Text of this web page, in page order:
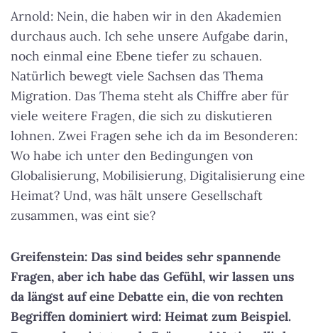
Arnold: Nein, die haben wir in den Akademien
durchaus auch. Ich sehe unsere Aufgabe darin,
noch einmal eine Ebene tiefer zu schauen.
Natürlich bewegt viele Sachsen das Thema
Migration. Das Thema steht als Chiffre aber für
viele weitere Fragen, die sich zu diskutieren
lohnen. Zwei Fragen sehe ich da im Besonderen:
Wo habe ich unter den Bedingungen von
Globalisierung, Mobilisierung, Digitalisierung eine
Heimat? Und, was hält unsere Gesellschaft
zusammen, was eint sie?
Greifenstein: Das sind beides sehr spannende
Fragen, aber ich habe das Gefühl, wir lassen uns
da längst auf eine Debatte ein, die von rechten
Begriffen dominiert wird: Heimat zum Beispiel.